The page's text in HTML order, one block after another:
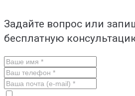
Задайте вопрос или
бесплатную